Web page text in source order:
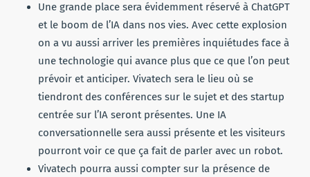
Une grande place sera évidemment réservé à ChatGPT
et le boom de l’IA dans nos vies. Avec cette explosion
on a vu aussi arriver les premières inquiétudes face à
une technologie qui avance plus que ce que l’on peut
prévoir et anticiper. Vivatech sera le lieu où se
tiendront des conférences sur le sujet et des startup
centrée sur l’IA seront présentes. Une IA
conversationnelle sera aussi présente et les visiteurs
pourront voir ce que ça fait de parler avec un robot.
Vivatech pourra aussi compter sur la présence de